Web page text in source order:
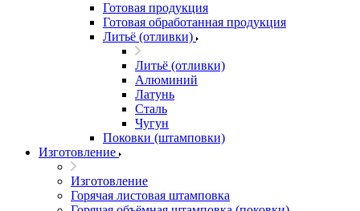
Готовая продукция
Готовая обработанная продукция
Литьё (отливки)
Литьё (отливки)
Алюминий
Латунь
Сталь
Чугун
Поковки (штамповки)
Изготовление
Изготовление
Горячая листовая штамповка